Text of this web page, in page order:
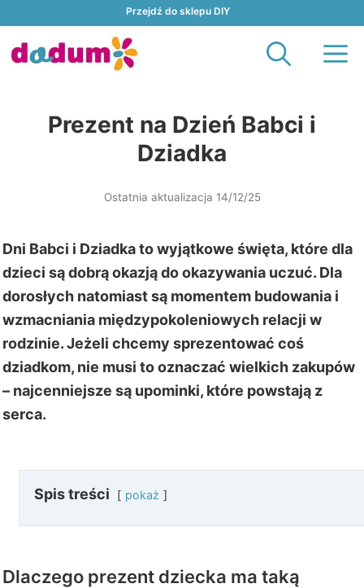
treści
Przejdź do sklepu DIY
Prezent na Dzień Babci i
Dziadka
Ostatnia aktualizacja 14/12/25
Dni Babci i Dziadka to wyjątkowe święta, które dla
dzieci są dobrą okazją do okazywania uczuć. Dla
dorosłych natomiast są momentem budowania i
wzmacniania międzypokoleniowych relacji w
rodzinie. Jeżeli chcemy sprezentować coś
dziadkom, nie musi to oznaczać wielkich zakupów
– najcenniejsze są upominki, które powstają z
serca.
Spis treści pokaż
Dlaczego prezent dziecka ma taką